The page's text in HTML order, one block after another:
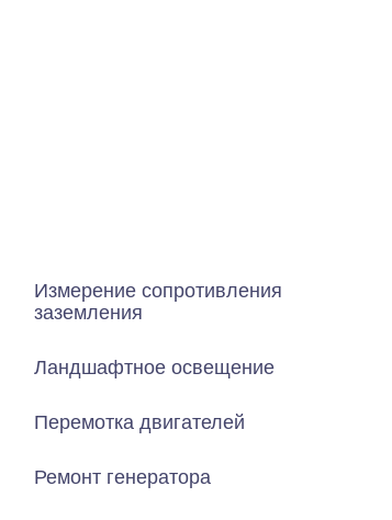
Измерение сопротивления
заземления
Ландшафтное освещение
Перемотка двигателей
Ремонт генератора